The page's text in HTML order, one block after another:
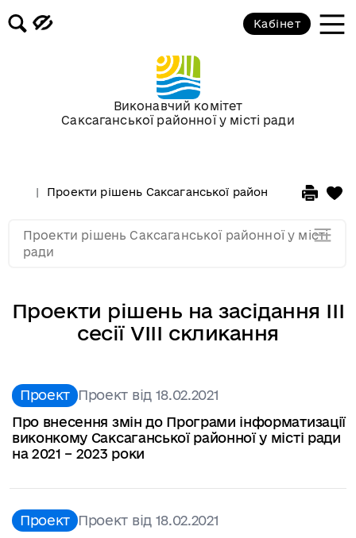
Виконавчий комітет
Саксаганської районної у місті ради
Кабінет
Проекти рішень Саксаганської районної у місті
Проекти рішень на засідання III
сесії VIII скликання
Проект
Проект від 18.02.2021
Про внесення змін до Програми інформатизації
виконкому Саксаганської районної у місті ради
на 2021 – 2023 роки
Проект
Проект від 18.02.2021
Проекти рішень Саксаганської районної у місті
ради
Проекти рішень на засідання IV
Проекти рішень на засідання III
сесії VIII скликання
Сесії в 2019 році
Сесії в 2018 році